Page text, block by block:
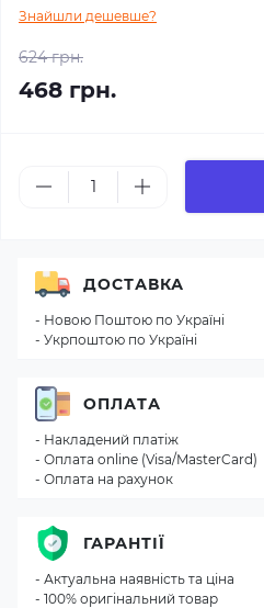
Знайшли дешевше?
624 грн.
468 грн.
ДОСТАВКА
- Новою Поштою по Україні
- Укрпоштою по Україні
ОПЛАТА
- Накладений платіж
- Оплата online (Visa/MasterCard)
- Оплата на рахунок
ГАРАНТІЇ
- Актуальна наявність та ціна
- 100% оригінальний товар